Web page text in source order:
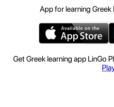
App for learning Greek
Get Greek learning app LinGo